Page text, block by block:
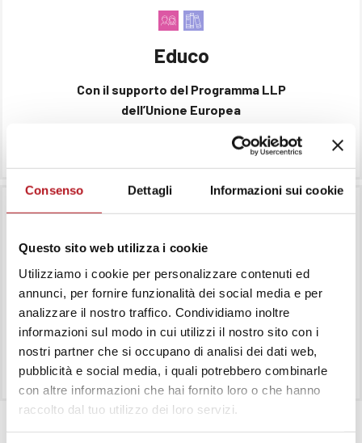
Consenso Dettagli Informazioni sui cookie
Questo sito web utilizza i cookie
Utilizziamo i cookie per personalizzare contenuti ed
annunci, per fornire funzionalità dei social media e per
analizzare il nostro traffico. Condividiamo inoltre
informazioni sul modo in cui utilizzi il nostro sito con i
nostri partner che si occupano di analisi dei dati web,
pubblicità e social media, i quali potrebbero combinarle
con altre informazioni che hai fornito loro o che hanno
raccolto dal tuo utilizzo dei loro servizi.
Educo
Con il supporto del Programma LLP
dell’Unione Europea
Share my European city (SME-
city)
IlComune di Perugia, in partenariato con
Borgorete,F
Vai al progetto